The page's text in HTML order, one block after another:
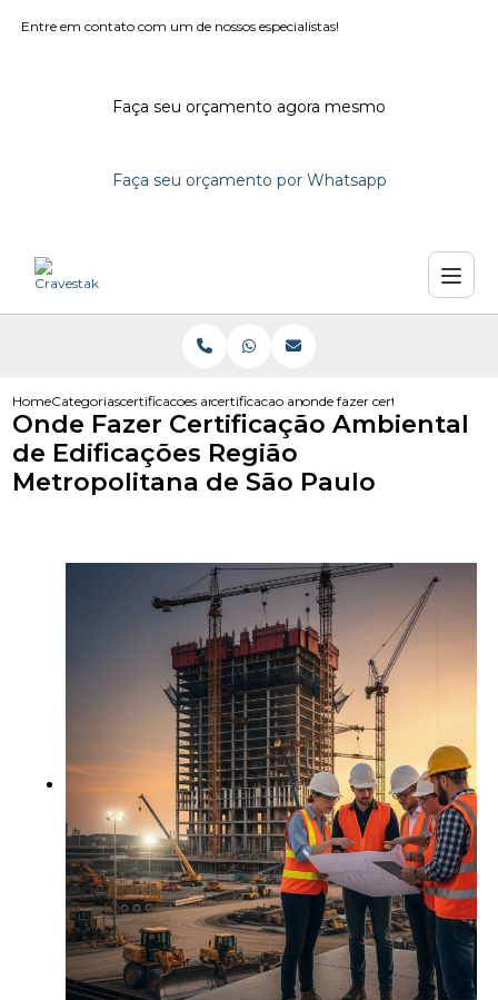
Entre em contato com um de nossos especialistas!
Faça seu orçamento agora mesmo
Faça seu orçamento por Whatsapp
HomeCategoriascertificacoes ambientaiscertificacao ambientalonde fazer certificacao
Onde Fazer Certificação Ambiental
de Edificações Região
Metropolitana de São Paulo